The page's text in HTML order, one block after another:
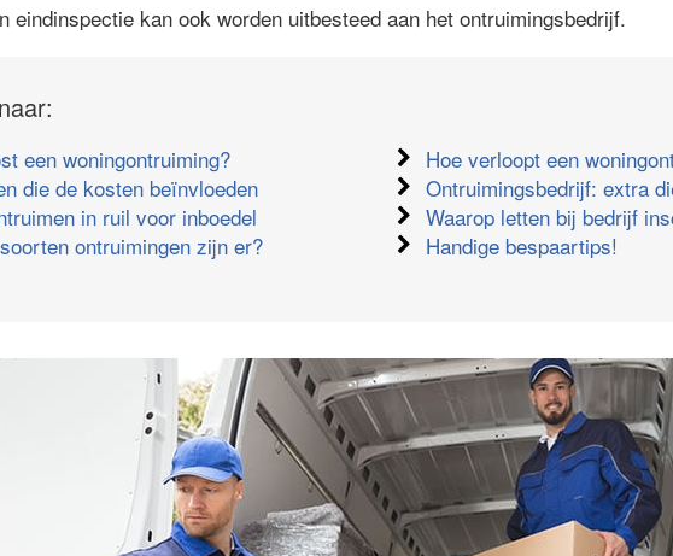
eindinspectie kan ook worden uitbesteed aan het ontruimingsbedrijf.
een woningontruiming?
die de kosten beïnvloeden
in ruil voor inboedel
ontruimingen zijn er?
Hoe verloopt een
Ontruimingsbedrijf: extra
Waarop letten bij bedrijf
Handige bespaartips!